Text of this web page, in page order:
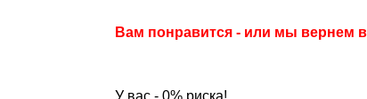
Вам понравится - или мы вернем
У вас - 0% риска!